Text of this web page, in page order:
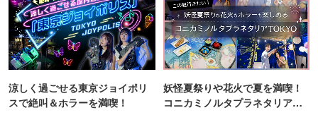
涼しく過ごせる東京ジョイポリ
スで絶叫＆ホラーを満喫！
妖怪夏祭りや花火で夏を満喫！
コニカミノルタプラネタリア